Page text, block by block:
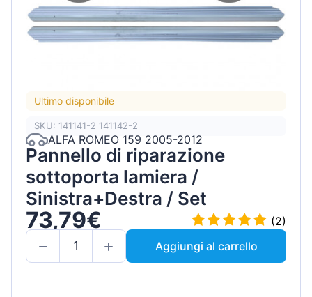
Ultimo disponibile
SKU: 141141-2 141142-2
ALFA ROMEO 159 2005-2012
Pannello di riparazione
sottoporta lamiera /
Sinistra+Destra / Set
73,79€
(2)
Aggiungi al carrello